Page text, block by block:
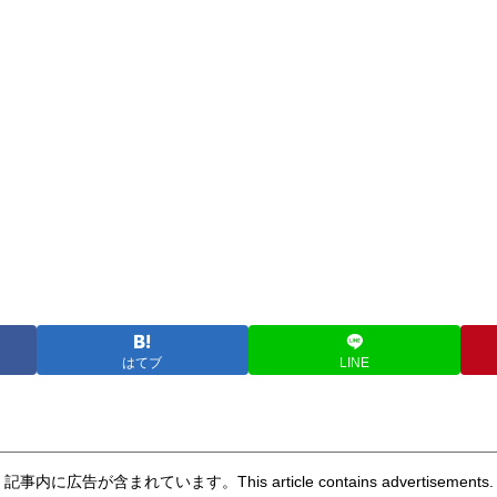
はてブ LINE
記事内に広告が含まれています。This article contains advertisements.